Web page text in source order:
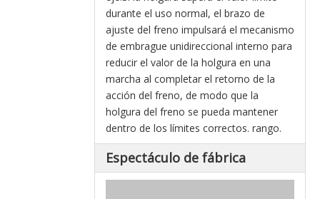
durante el uso normal, el brazo de
ajuste del freno impulsará el mecanismo
de embrague unidireccional interno para
reducir el valor de la holgura en una
marcha al completar el retorno de la
acción del freno, de modo que la
holgura del freno se pueda mantener
dentro de los límites correctos. rango.
Espectáculo de fábrica